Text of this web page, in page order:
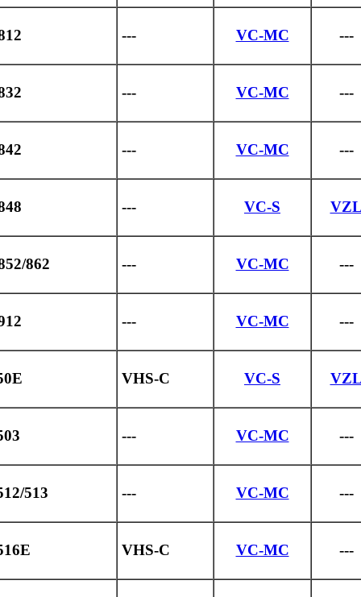
--- VC-MC ---
--- VC-MC ---
--- VC-MC ---
--- VC-S
862 --- VC-MC ---
--- VC-MC ---
VHS-C VC-S
--- VC-MC ---
513 --- VC-MC ---
VHS-C VC-MC ---